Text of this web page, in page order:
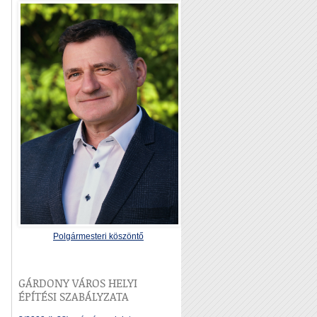
Polgármesteri köszöntő
GÁRDONY VÁROS HELYI
ÉPÍTÉSI SZABÁLYZATA